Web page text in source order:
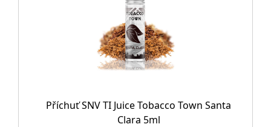
Příchuť SNV TI Juice Tobacco Town Santa
Clara 5ml